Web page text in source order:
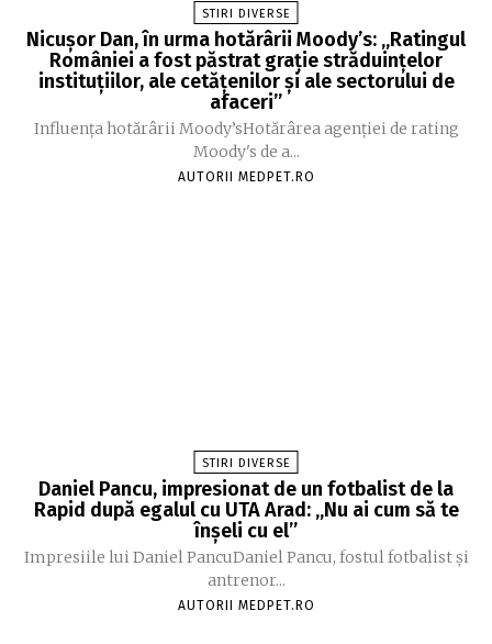
STIRI DIVERSE
Nicușor Dan, în urma hotărârii Moody’s: „Ratingul
României a fost păstrat grație străduințelor
instituțiilor, ale cetățenilor și ale sectorului de
afaceri”
Influența hotărârii Moody’sHotărârea agenției de rating
Moody's de a...
AUTORII MEDPET.RO
STIRI DIVERSE
Daniel Pancu, impresionat de un fotbalist de la
Rapid după egalul cu UTA Arad: „Nu ai cum să te
înșeli cu el”
Impresiile lui Daniel PancuDaniel Pancu, fostul fotbalist și
antrenor...
AUTORII MEDPET.RO